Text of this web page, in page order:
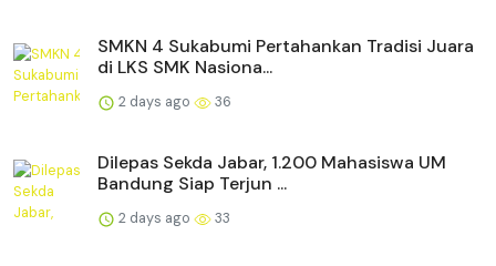
SMKN 4 Sukabumi Pertahankan Tradisi Juara
di LKS SMK Nasiona...
2 days ago 36
Dilepas Sekda Jabar, 1.200 Mahasiswa UM
Bandung Siap Terjun ...
2 days ago 33